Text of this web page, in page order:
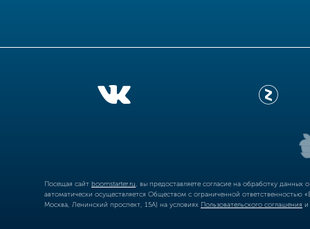
Посещая сайт boomstarter.ru , вы предоставляете согласие на обработку
автоматически осуществляется Обществом с ограниченной
Москва, Ленинский проспект, 15А) на условиях Пользовательского соглашения и